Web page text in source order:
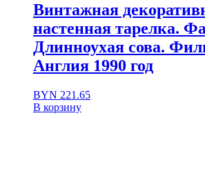
Винтажная
настенная тарелка.
Длинноухая сова.
Англия 1990 год
BYN 221.65
В корзину